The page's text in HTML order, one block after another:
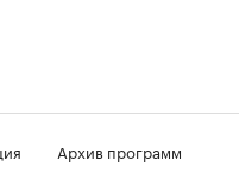
Архив программ